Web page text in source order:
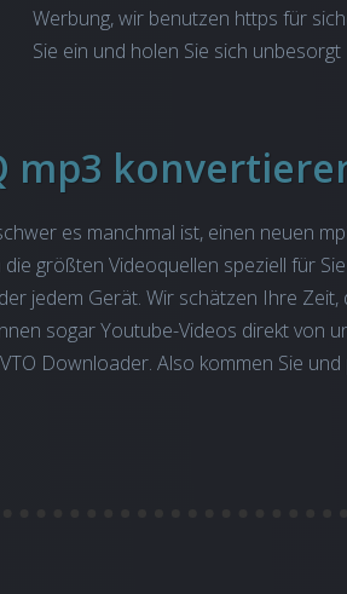
Werbung, wir benutzen https für
Sie ein und holen Sie sich unbesorgt
mp3
es manchmal ist, einen neuen
größten Videoquellen speziell für
jedem Gerät. Wir schätzen Ihre
sogar Youtube-Videos direkt von
Downloader. Also kommen Sie